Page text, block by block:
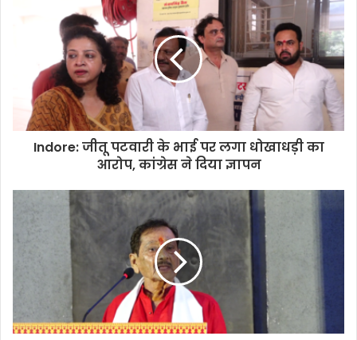
Indore: जीतू पटवारी के भाई पर लगा धोखाधड़ी का
आरोप, कांग्रेस ने दिया ज्ञापन